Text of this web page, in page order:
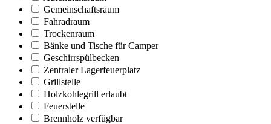
Gemeinschaftsraum
Fahradraum
Trockenraum
Bänke und Tische für Camper
Geschirrspülbecken
Zentraler Lagerfeuerplatz
Grillstelle
Holzkohlegrill erlaubt
Feuerstelle
Brennholz verfügbar